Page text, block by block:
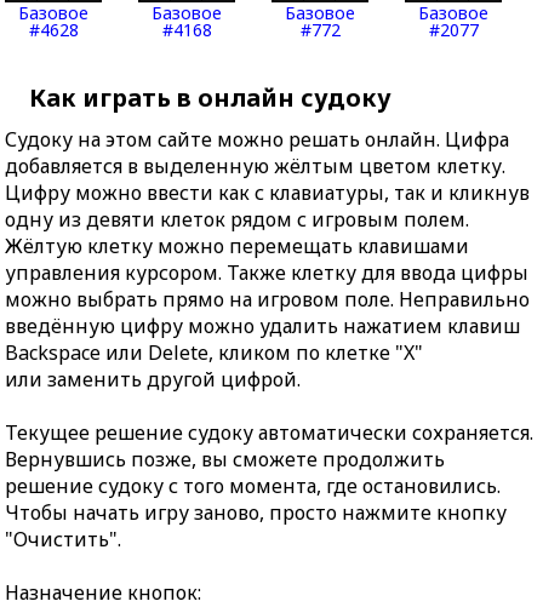
Базовое
#4628
Базовое
#4168
Базовое
#772
Базовое
#2077
Как играть в онлайн судоку
Судоку на этом сайте можно решать онлайн. Цифра
добавляется в выделенную жёлтым цветом клетку.
Цифру можно ввести как с клавиатуры, так и кликнув
одну из девяти клеток рядом с игровым полем.
Жёлтую клетку можно перемещать клавишами
управления курсором. Также клетку для ввода цифры
можно выбрать прямо на игровом поле. Неправильно
введённую цифру можно удалить нажатием клавиш
Backspace или Delete, кликом по клетке "X"
или заменить другой цифрой.
Текущее решение судоку автоматически сохраняется.
Вернувшись позже, вы сможете продолжить
решение судоку с того момента, где остановились.
Чтобы начать игру заново, просто нажмите кнопку
"Очистить".
Назначение кнопок: